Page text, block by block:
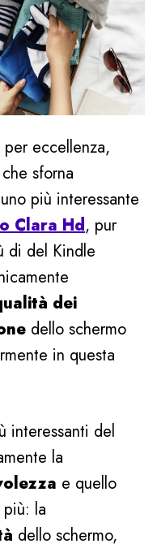
eccellenza,
sforna
più interessante
Clara Hd, pur
di del Kindle
dei
dello schermo
in questa
interessanti del
la
e quello
la
dello schermo,